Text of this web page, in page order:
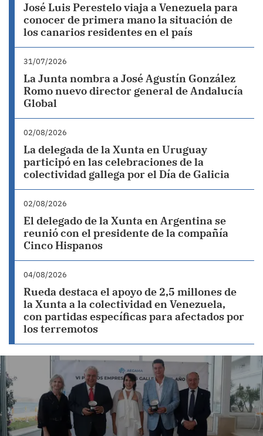
José Luis Perestelo viaja a Venezuela para
conocer de primera mano la situación de
los canarios residentes en el país
31/07/2026
La Junta nombra a José Agustín González
Romo nuevo director general de Andalucía
Global
02/08/2026
La delegada de la Xunta en Uruguay
participó en las celebraciones de la
colectividad gallega por el Día de Galicia
02/08/2026
El delegado de la Xunta en Argentina se
reunió con el presidente de la compañía
Cinco Hispanos
04/08/2026
Rueda destaca el apoyo de 2,5 millones de
la Xunta a la colectividad en Venezuela,
con partidas específicas para afectados por
los terremotos